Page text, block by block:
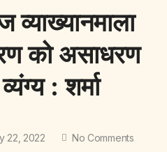
व्याख्यानमाला
को असाधरण
: शर्मा
22, 2022 No Comments